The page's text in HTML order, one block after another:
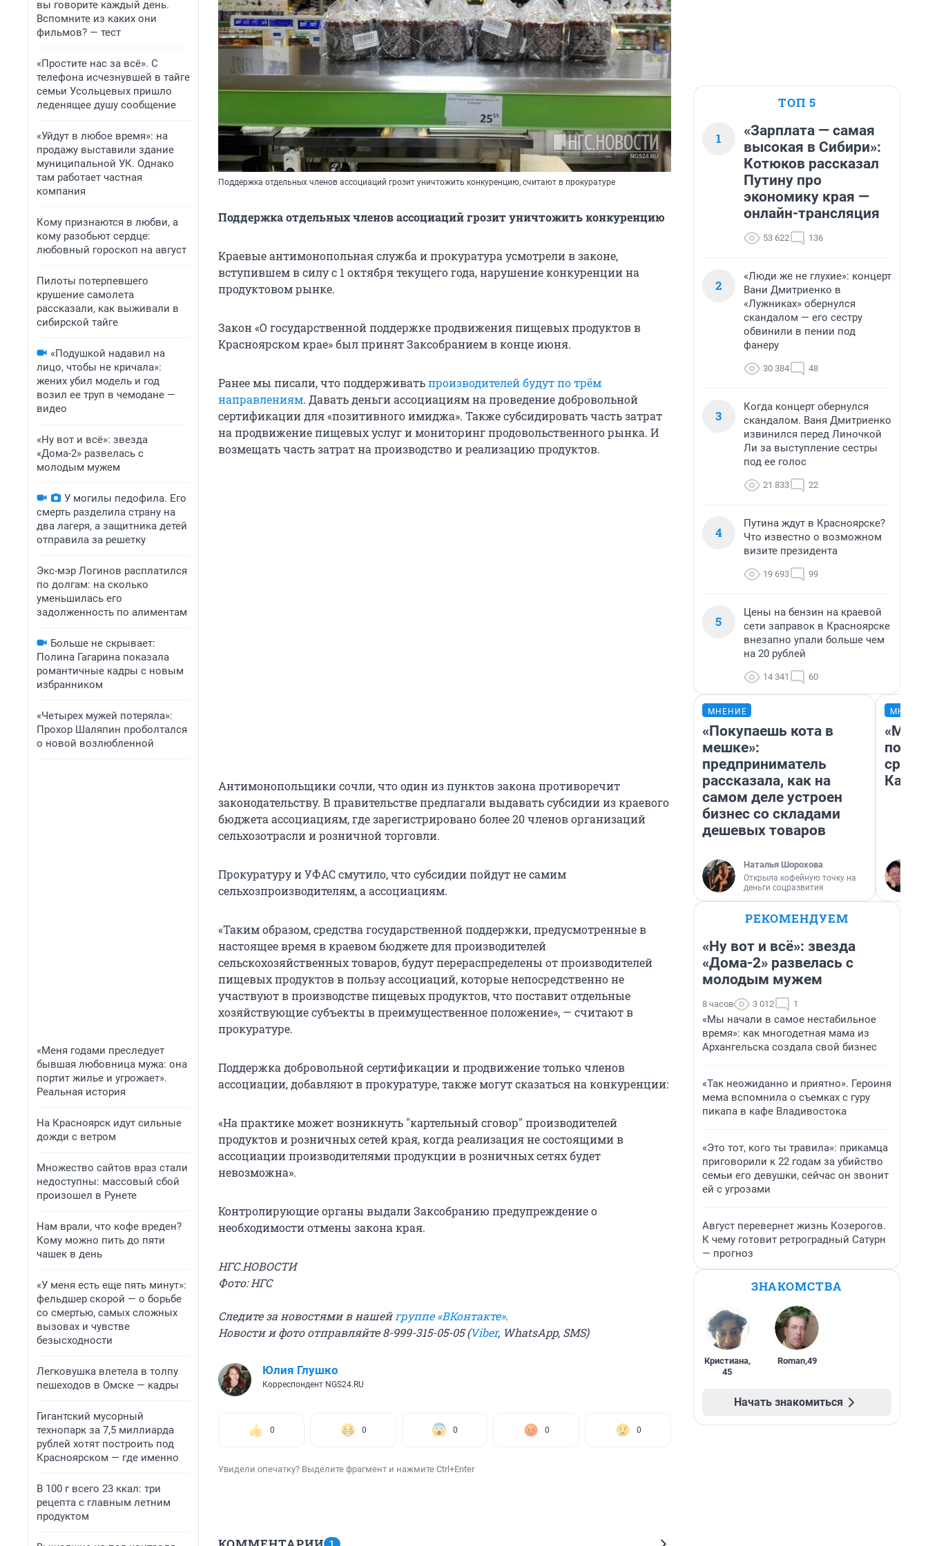
вы говорите каждый день.
Вспомните из каких они
фильмов? — тест
«Простите нас за всё». С
телефона исчезнувшей в тайге
семьи Усольцевых пришло
леденящее душу сообщение
«Уйдут в любое время»: на
продажу выставили здание
муниципальной УК. Однако
там работает частная
компания
Кому признаются в любви, а
кому разобьют сердце:
любовный гороскоп на август
Пилоты потерпевшего
крушение самолета
рассказали, как выживали в
сибирской тайге
«Подушкой надавил на
лицо, чтобы не кричала»:
жених убил модель и год
возил ее труп в чемодане —
видео
«Ну вот и всё»: звезда
«Дома-2» развелась с
молодым мужем
У могилы педофила. Его
смерть разделила страну на
два лагеря, а защитника детей
отправила за решетку
Экс-мэр Логинов расплатился
по долгам: на сколько
уменьшилась его
задолженность по алиментам
Больше не скрывает:
Полина Гагарина показала
романтичные кадры с новым
избранником
«Четырех мужей потеряла»:
Прохор Шаляпин проболтался
о новой возлюбленной
«Меня годами преследует
бывшая любовница мужа: она
портит жилье и угрожает».
Реальная история
На Красноярск идут сильные
дожди с ветром
Множество сайтов враз стали
недоступны: массовый сбой
произошел в Рунете
Нам врали, что кофе вреден?
Кому можно пить до пяти
чашек в день
«У меня есть еще пять минут»:
фельдшер скорой — о борьбе
со смертью, самых сложных
вызовах и чувстве
безысходности
Легковушка влетела в толпу
пешеходов в Омске — кадры
Гигантский мусорный
технопарк за 7,5 миллиарда
рублей хотят построить под
Красноярском — где именно
В 100 г всего 23 ккал: три
рецепта с главным летним
продуктом
Поддержка отдельных членов ассоциаций грозит уничтожить конкуренцию, считают в прокуратуре
Поддержка отдельных членов ассоциаций грозит уничтожить конкуренцию
Краевые антимонопольная служба и прокуратура усмотрели в законе,
вступившем в силу с 1 октября текущего года, нарушение конкуренции на
продуктовом рынке.
Закон «О государственной поддержке продвижения пищевых продуктов в
Красноярском крае» был принят Заксобранием в конце июня.
Ранее мы писали, что поддерживатьпроизводителей будут по трём
направлениям. Давать деньги ассоциациям на проведение добровольной
сертификации для «позитивного имиджа». Также субсидировать часть затрат
на продвижение пищевых услуг и мониторинг продовольственного рынка. И
возмещать часть затрат на производство и реализацию продуктов.
Антимонопольщики сочли, что один из пунктов закона противоречит
законодательству. В правительстве предлагали выдавать субсидии из краевого
бюджета ассоциациям, где зарегистрировано более 20 членов организаций
сельхозотрасли и розничной торговли.
Прокуратуру и УФАС смутило, что субсидии пойдут не самим
сельхозпроизводителям, а ассоциациям.
«Таким образом, средства государственной поддержки, предусмотренные в
настоящее время в краевом бюджете для производителей
сельскохозяйственных товаров, будут перераспределены от производителей
пищевых продуктов в пользу ассоциаций, которые непосредственно не
участвуют в производстве пищевых продуктов, что поставит отдельные
хозяйствующие субъекты в преимущественное положение», — считают в
прокуратуре.
Поддержка добровольной сертификации и продвижение только членов
ассоциации, добавляют в прокуратуре, также могут сказаться на конкуренции:
«На практике может возникнуть "картельный сговор" производителей
продуктов и розничных сетей края, когда реализация не состоящими в
ассоциации производителями продукции в розничных сетях будет
невозможна».
Контролирующие органы выдали Заксобранию предупреждение о
необходимости отмены закона края.
НГС.НОВОСТИ
Фото: НГС
Следите за новостями в нашей группе «ВКонтакте».
Новости и фото отправляйте8-999-315-05-05(Viber, WhatsApp, SMS)
Юлия Глушко
Корреспондент NGS24.RU
0 0 0 0 0
Увидели опечатку? Выделите фрагмент и нажмите Ctrl+Enter
1
ТОП 5
1
«Зарплата — самая
высокая в Сибири»:
Котюков рассказал
Путину про
экономику края —
онлайн-трансляция
53 622 136
2
«Люди же не глухие»: концерт
Вани Дмитриенко в
«Лужниках» обернулся
скандалом — его сестру
обвинили в пении под
фанеру
30 384 48
3
Когда концерт обернулся
скандалом. Ваня Дмитриенко
извинился перед Линочкой
Ли за выступление сестры
под ее голос
21 833 22
4
Путина ждут в Красноярске?
Что известно о возможном
визите президента
19 693 99
5
Цены на бензин на краевой
сети заправок в Красноярске
внезапно упали больше чем
на 20 рублей
14 341 60
МНЕНИЕ
«Покупаешь кота в
мешке»:
предприниматель
рассказала, как на
самом деле устроен
бизнес со складами
дешевых товаров
Наталья Шорохова
Открыла кофейную точку на
деньги соцразвития
РЕКОМЕНДУЕМ
«Ну вот и всё»: звезда
«Дома-2» развелась с
молодым мужем
8 часов 3 012 1
«Мы начали в самое нестабильное
время»: как многодетная мама из
Архангельска создала свой бизнес
«Так неожиданно и приятно». Героиня
мема вспомнила о съемках с гуру
пикапа в кафе Владивостока
«Это тот, кого ты травила»: прикамца
приговорили к 22 годам за убийство
семьи его девушки, сейчас он звонит
ей с угрозами
Август перевернет жизнь Козерогов.
К чему готовит ретроградный Сатурн
— прогноз
ЗНАКОМСТВА
Кристиана,
45
Roman,49
Начать знакомиться